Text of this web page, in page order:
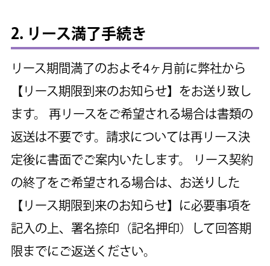
2. リース満了手続き
リース期間満了のおよそ4ヶ月前に弊社から
【リース期限到来のお知らせ】をお送り致し
ます。
再リースをご希望される場合は書類の
返送は不要です。請求については再リース決
定後に書面でご案内いたします。
リース契約
の終了をご希望される場合は、お送りした
【リース期限到来のお知らせ】に必要事項を
記入の上、署名捺印（記名押印）して回答期
限までにご返送ください。